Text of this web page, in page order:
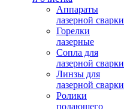
Аппараты
лазерной сварки
Горелки
лазерные
Сопла для
лазерной сварки
Линзы для
лазерной сварки
Ролики
подающего